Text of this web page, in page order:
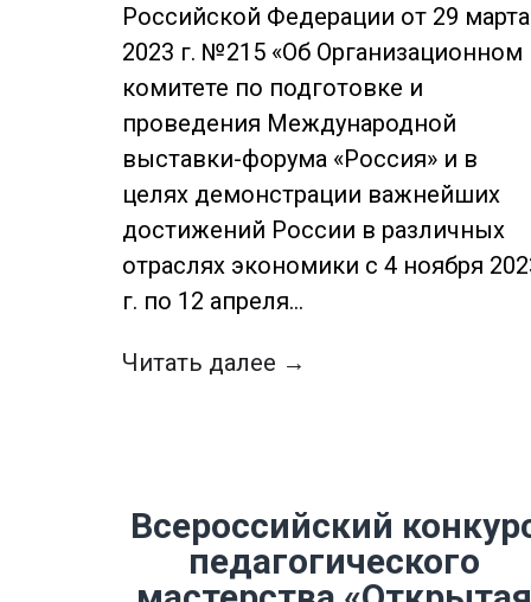
Российской Федерации от 29 марта
2023 г. №215 «Об Организационном
комитете по подготовке и
проведения Международной
выставки-форума «Россия» и в
целях демонстрации важнейших
достижений России в различных
отраслях экономики с 4 ноября
г. по 12 апреля…
Читать далее →
Всероссийский
педагогического